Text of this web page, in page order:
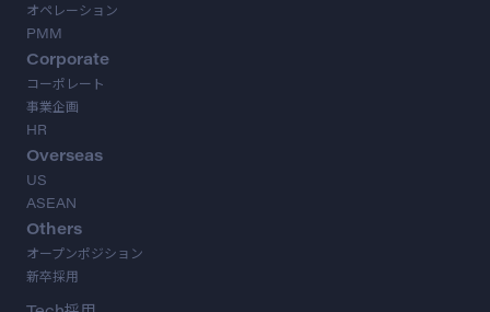
オペレーション
PMM
Corporate
コーポレート
事業企画
HR
Overseas
US
ASEAN
Others
オープンポジション
新卒採用